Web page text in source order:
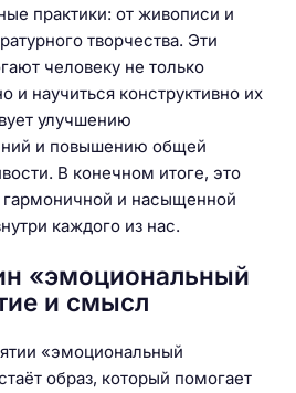
практики: от живописи и
творчества. Эти
человеку не только
и научиться конструктивно их
улучшению
и повышению общей
В конечном итоге, это
гармоничной и насыщенной
каждого из нас.
«эмоциональный
и смысл
«эмоциональный
образ, который помогает